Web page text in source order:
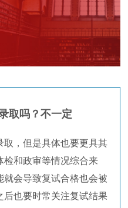
取吗？不一定
取，但是具体也要更具其
检和政审等情况综合来
会导致复试合格也会被
后也要时常关注复试结果